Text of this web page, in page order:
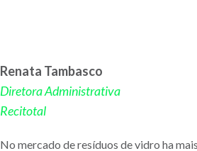
Renata Tambasco
Diretora Administrativa
Recitotal
No mercado de resíduos de vidro ha